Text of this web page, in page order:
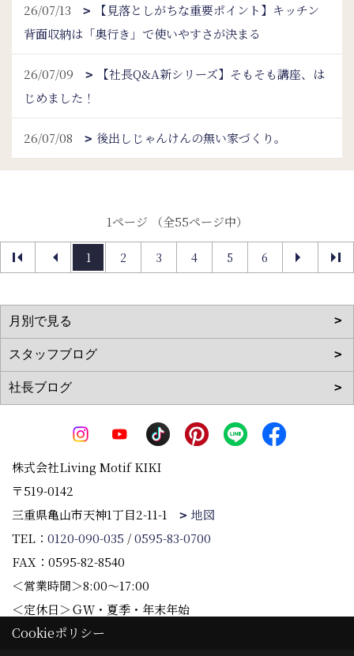
26/07/13
【見落としがちな重要ポイント】キッチン
背面収納は「奥行き」で使いやすさが決まる
26/07/09
【社長Q&A新シリーズ】そもそも講座、は
じめました！
26/07/08 後出しじゃんけんの無い家づくり。
1ページ （全55ページ中）
1 2 3 4 5 6
株式会社Living Motif KIKI
〒519-0142
三重県亀山市天神1丁目2-11-1
地図
TEL： 0120-090-035 /0595-83-0700
FAX：0595-82-8540
＜営業時間＞8:00～17:00
＜定休日＞ＧＷ・夏季・年末年始
Cookieポリシー